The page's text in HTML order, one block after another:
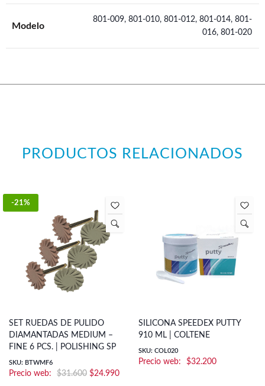
Modelo
801-009, 801-010, 801-012, 801-014, 801-
016, 801-020
PRODUCTOS RELACIONADOS
-21%
SET RUEDAS DE PULIDO
DIAMANTADAS MEDIUM –
FINE 6 PCS. | POLISHING SP
SKU: BTWMF6
$31.600 El
$24.990El
SILICONA SPEEDEX PUTTY
910 ML | COLTENE
SKU: COL020
$32.200